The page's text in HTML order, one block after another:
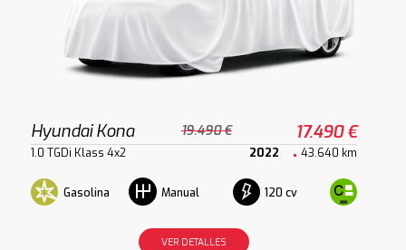
Hyundai Kona 19.490 € 17.490 €
1.0 TGDi Klass 4x2 2022 43.640 km
Gasolina Manual 120 cv
VER DETALLES